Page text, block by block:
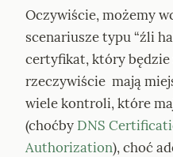
Oczywiście, możemy
scenariusze typu “źli
certyfikat, który będzie
rzeczywiście  mają
wiele kontroli, które
(choćby DNS
Authorization), choć